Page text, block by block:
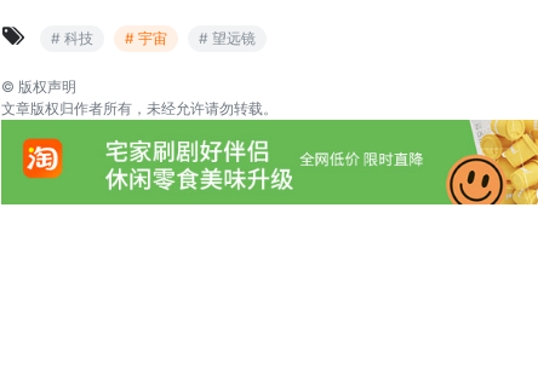
# 科技 # 宇宙 # 望远镜
© 版权声明
文章版权归作者所有，未经允许请勿转载。